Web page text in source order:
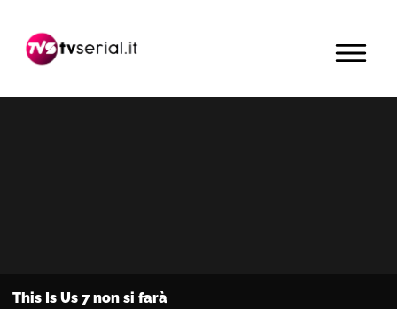
navigazione
contenuto
barra
primaria
MENU
This Is Us 7 non si farà